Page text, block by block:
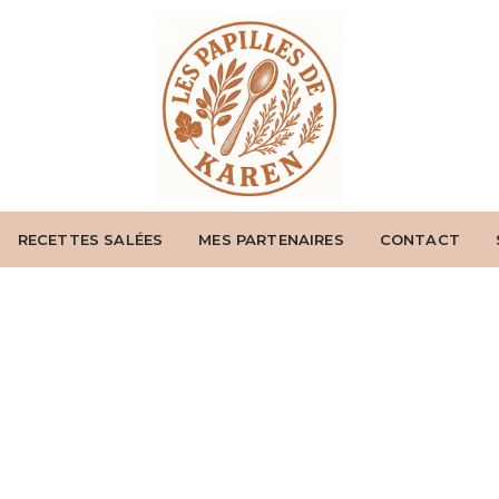
RECETTES SALÉES MES PARTENAIRES CONTACT